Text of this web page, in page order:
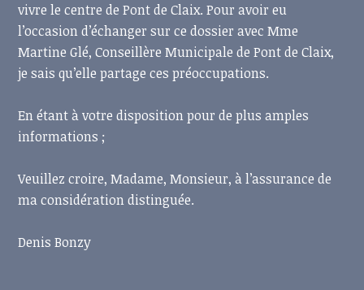
vivre le centre de Pont de Claix. Pour avoir eu
l’occasion d’échanger sur ce dossier avec Mme
Martine Glé, Conseillère Municipale de Pont de Claix,
je sais qu’elle partage ces préoccupations.
En étant à votre disposition pour de plus amples
informations ;
Veuillez croire, Madame, Monsieur, à l’assurance de
ma considération distinguée.
Denis Bonzy